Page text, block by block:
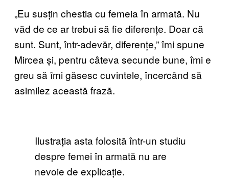
„Eu susțin chestia cu femeia în armată. Nu
văd de ce ar trebui să fie diferențe. Doar că
sunt. Sunt, într-adevăr, diferențe,” îmi spune
Mircea și, pentru câteva secunde bune, îmi e
greu să îmi găsesc cuvintele, încercând să
asimilez această frază.
Ilustrația asta folosită într-un studiu
despre femei în armată nu are
nevoie de explicație.